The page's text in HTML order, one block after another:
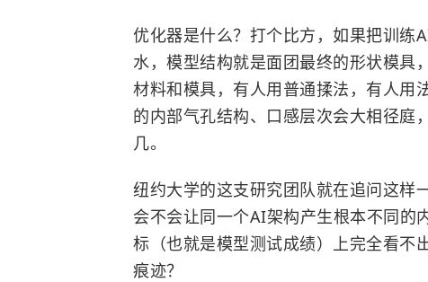
优化器是什么？打个比方，如果把训练
水，模型结构就是面团最终的形状模具
材料和模具，有人用普通揉法，有人
的内部气孔结构、口感层次会大相径庭
几。
纽约大学的这支研究团队就在追问这样
会不会让同一个AI架构产生根本不同的
标（也就是模型测试成绩）上完全看不
痕迹？